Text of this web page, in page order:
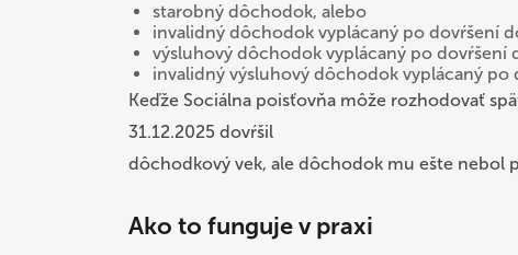
starobný dôchodok, alebo
invalidný dôchodok vyplácaný po dovŕšení
výsluhový dôchodok vyplácaný po dovŕšení
invalidný výsluhový dôchodok vyplácaný
Keďže Sociálna poisťovňa môže rozhodovať
31.12.2025 dovŕšil
dôchodkový vek, ale dôchodok mu ešte nebol
Ako to funguje v praxi